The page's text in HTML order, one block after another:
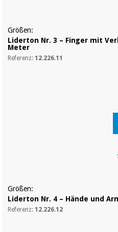
Chirurgische
instrumente
Größen:
Liderton Nr. 3 – Finger mit
Meter
Referenz:12.226.11
Größen:
Liderton Nr. 4 – Hände und
Referenz:12.226.12